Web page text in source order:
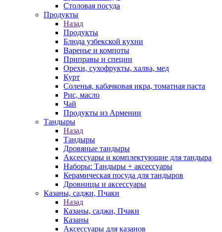
Столовая посуда
Продукты
Назад
Продукты
Блюда узбекской кухни
Варенье и компоты
Приправы и специи
Орехи, сухофрукты, халва, мед
Курт
Соленья, кабачковая икра, томатная паста
Рис, масло
Чай
Продукты из Армении
Тандыры
Назад
Тандыры
Дровяные тандыры
Аксессуары и комплектующие для тандыра
Наборы: Тандыры + аксессуары
Керамическая посуда для тандыров
Дровницы и аксессуары
Казаны, саджи, Пчаки
Назад
Казаны, саджи, Пчаки
Казаны
Аксессуары для казанов